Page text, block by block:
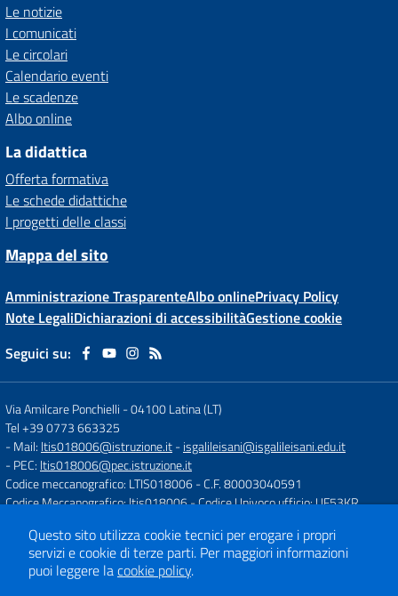
Le notizie
I comunicati
Le circolari
Calendario eventi
Le scadenze
Albo online
La didattica
Offerta formativa
Le schede didattiche
I progetti delle classi
Mappa del sito
Amministrazione TrasparenteAlbo onlinePrivacy Policy
Note LegaliDichiarazioni di accessibilitàGestione cookie
Seguici su:
Via Amilcare Ponchielli -04100 Latina (LT)
Tel +39 0773 663325
- Mail: ltis018006@istruzione.it-isgalileisani@isgalileisani.edu.it
- PEC: ltis018006@pec.istruzione.it
Codice meccanografico: LTIS018006- C.F. 80003040591
Codice Meccanografico: ltis018006- Codice Univoco ufficio: UF53KR
- Obiettivi di accessibilità:https://form.agid.gov.it/istsc_ltis018006/
Questo sito utilizza cookie tecnici per erogare i propri
servizi e cookie di terze parti. Per maggiori informazioni
puoi leggere lacookie policy.